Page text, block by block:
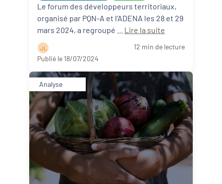
Le forum des développeurs territoriaux,
organisé par PQN-A et l'ADENA les 28 et 29
Lire la suite
J L
12 min de lecture
Publié le 18/07/2024
Analyse